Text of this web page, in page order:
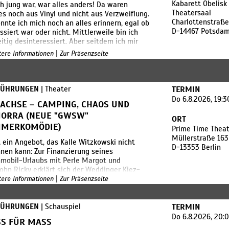
ja verderbt erleben und verändern
aber am Machtwillen und an der
der Alten abprallen wie
die in das Licht wollen und immer wieder
die Scheibe fliegen.
Dänemark steht für ein Land, in dem es
jung war, war alles anders! Da waren
noch aus Vinyl und nicht aus Verzweiflung.
ich mich noch an alles erinnern, egal ob
war oder nicht. Mittlerweile bin ich
desinteressiert. Aber seitdem ich mir
dass Politikern beim Reden Seifenblasen
Mund aufsteigen, ist das Gesprochene
wieder reichlich satirische Worte in den
Lachen, Wiehern und Schenkel
Also Handys aus und einfach mal das
genießen!!!
ab 26,00€
26.03.26 - 1. Voraufführung
27.03.26 - 2 Voraufführung
28.03.26 - Premiere
Kabarett Obelisk
Theatersaal
D-14467 Potsdam
Informationen | Zur Präsenzseite
| Theater
– CAMPING, CHAOS UND
(NEUE "GWSW"
ein Angebot, das Kalle Witzkowski nicht
kann: Zur Finanzierung seines
Urlaubs mit Perle Margot und
Ricky erklärt sich der Weddinger Kiez-
ein paar harmlos wirkende Kisten gen
er mangels Sprachkenntnissen zwar nicht
es ist ihm aber auch ziemlich latte
TERMIN
Do 6.8.2026,
ORT
Prime Time
​Müllerstraße 163
D-13353 Berlin
Informationen | Zur Präsenzseite
| Schauspiel
FÜR MASS
TERMIN
Do 6.8.2026,